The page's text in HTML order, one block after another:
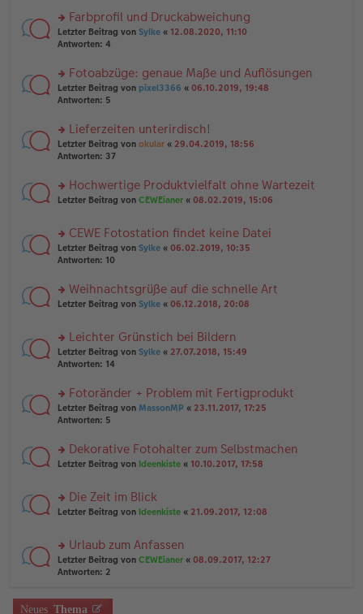
ei
tr
a
es
e
n
er
ei
tr
a
n
g
el
e
n
er
tr
a
g
rs
te
n
g
el
e
n
er
tr
a
Farbprofil und Druckabweichung
Letzter Beitrag von Sylke « 12.08.2020, 11:10
Antworten: 4
rs
te
n
g
el
e
n
ei
tr
a
Fotoabzüge: genaue Maße und Auflösungen
Letzter Beitrag von pixel3366 « 06.10.2019, 19:48
Antworten: 5
rs
te
n
g
es
e
n
er
ei
tr
Lieferzeiten unterirdisch!
Letzter Beitrag von okular « 29.04.2019, 18:56
Antworten: 37
rs
u
n
g
es
e
n
B
ei
tr
a
Hochwertige Produktvielfalt ohne Wartezeit
Letzter Beitrag von CEWEianer « 08.02.2019, 15:06
rs
te
n
g
es
e
n
er
ei
tr
a
CEWE Fotostation findet keine Datei
Letzter Beitrag von Sylke « 06.02.2019, 10:35
Antworten: 10
rs
u
n
g
es
e
n
er
ei
tr
Weihnachtsgrüße auf die schnelle Art
Letzter Beitrag von Sylke « 06.12.2018, 20:08
rs
te
n
g
el
e
n
ei
tr
Leichter Grünstich bei Bildern
Letzter Beitrag von Sylke « 27.07.2018, 15:49
Antworten: 14
rs
te
n
g
es
e
n
B
ei
tr
a
Fotoränder + Problem mit Fertigprodukt
Letzter Beitrag von MassonMP « 23.11.2017, 17:25
Antworten: 5
rs
u
n
es
e
n
B
ei
Dekorative Fotohalter zum Selbstmachen
Letzter Beitrag von Ideenkiste « 10.10.2017, 17:58
rs
u
n
g
es
e
Die Zeit im Blick
Letzter Beitrag von Ideenkiste « 21.09.2017, 12:08
rs
te
n
Urlaub zum Anfassen
Letzter Beitrag von CEWEianer « 08.09.2017, 12:27
Antworten: 2
Neues Thema